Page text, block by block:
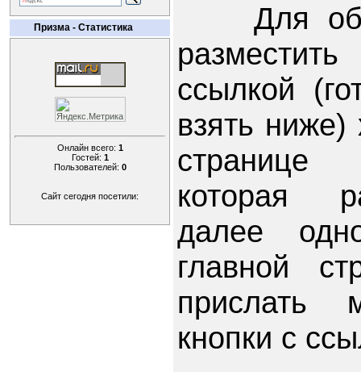
Призма - Статистика
Онлайн всего: 1
Гостей: 1
Пользователей: 0
Сайт сегодня посетили:
Для
ссылкой
взять
странице
которая
далее
главной
прислать
кнопки с